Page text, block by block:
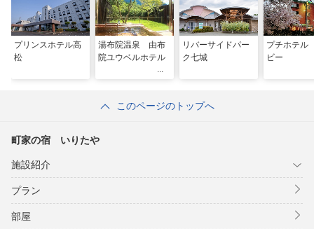
プリンスホテル高
松
湯布院温泉 由布
院ユウベルホテル
リバーサイドパー
ク七城
プチホテ
ビー
このページのトップへ
町家の宿 いりたや
施設紹介
プラン
部屋